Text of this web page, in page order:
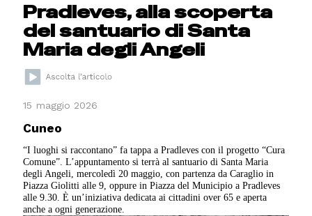
Pradleves, alla scoperta
del santuario di Santa
Maria degli Angeli
15 maggio 2026
Cuneo
“I luoghi si raccontano” fa tappa a Pradleves con il progetto “Cura
Comune”. L’appuntamento si terrà al santuario di Santa Maria
degli Angeli, mercoledì 20 maggio, con partenza da Caraglio in
Piazza Giolitti alle 9, oppure in Piazza del Municipio a Pradleves
alle 9.30. È un’iniziativa dedicata ai cittadini over 65 e aperta
anche a ogni generazione.